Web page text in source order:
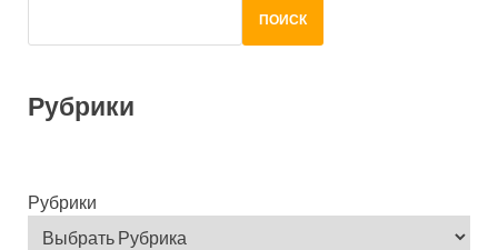
ПОИСК
Рубрики
Рубрики